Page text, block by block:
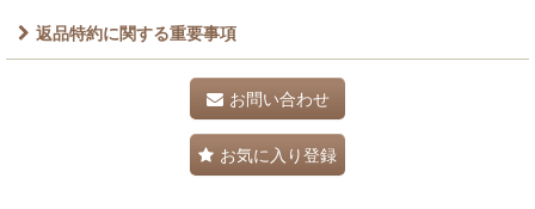
返品特約に関する重要事項
お問い合わせ
お気に入り登録